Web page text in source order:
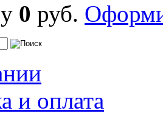
0 руб.
и оплата